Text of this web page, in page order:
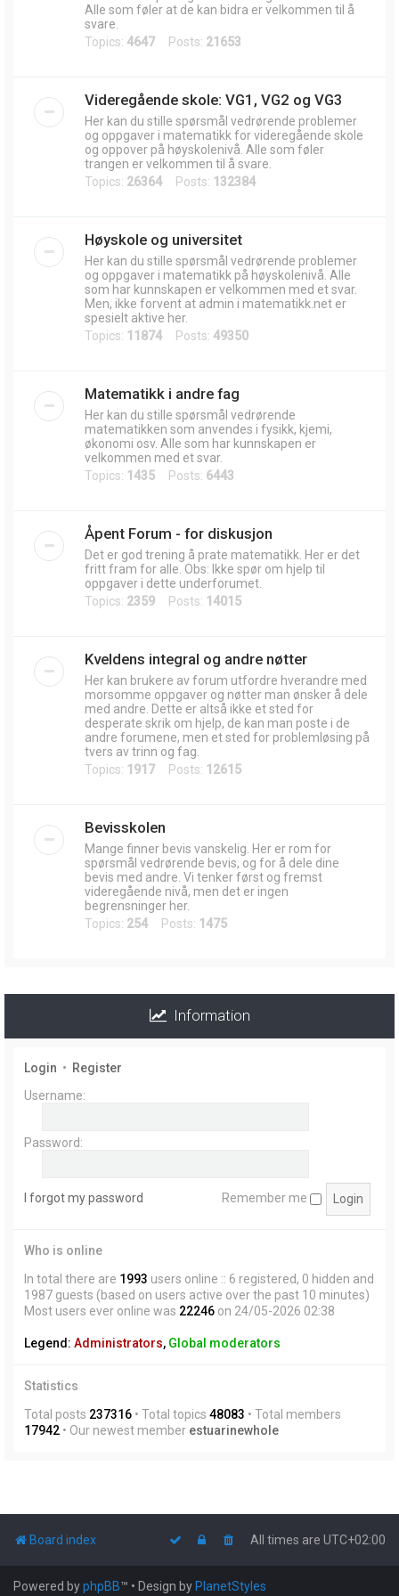
Alle som føler at de kan bidra er velkommen til å
svare.
Topics: 4647Posts: 21653
Videregående skole: VG1, VG2 og VG3
Her kan du stille spørsmål vedrørende problemer
og oppgaver i matematikk for videregående skole
og oppover på høyskolenivå. Alle som føler
trangen er velkommen til å svare.
Topics: 26364 Posts: 132384
Høyskole og universitet
Her kan du stille spørsmål vedrørende problemer
og oppgaver i matematikk på høyskolenivå. Alle
som har kunnskapen er velkommen med et svar.
Men, ikke forvent at admin i matematikk.net er
spesielt aktive her.
Topics: 11874 Posts: 49350
Matematikk i andre fag
Her kan du stille spørsmål vedrørende
matematikken som anvendes i fysikk, kjemi,
økonomi osv. Alle som har kunnskapen er
velkommen med et svar.
Topics: 1435 Posts: 6443
Åpent Forum - for diskusjon
Det er god trening å prate matematikk. Her er det
fritt fram for alle. Obs: Ikke spør om hjelp til
oppgaver i dette underforumet.
Topics: 2359 Posts: 14015
Kveldens integral og andre nøtter
Her kan brukere av forum utfordre hverandre med
morsomme oppgaver og nøtter man ønsker å dele
med andre. Dette er altså ikke et sted for
desperate skrik om hjelp, de kan man poste i de
andre forumene, men et sted for problemløsing på
tvers av trinn og fag.
Topics: 1917Posts: 12615
Bevisskolen
Mange finner bevis vanskelig. Her er rom for
spørsmål vedrørende bevis, og for å dele dine
bevis med andre. Vi tenker først og fremst
videregående nivå, men det er ingen
begrensninger her.
Topics: 254 Posts: 1475
Information
Login • Register
Username:
Password:
I forgot my password Remember me
Who is online
In total there are 1993 users online :: 6 registered, 0 hidden and
1987 guests (based on users active over the past 10 minutes)
Most users ever online was 22246 on 24/05-2026 02:38
Legend: Administrators, Global moderators
Statistics
Total posts 237316 • Total topics 48083 • Total members
17942 • Our newest member estuarinewhole
Board index All times are UTC+02:00
Powered byphpBB™ • Design by PlanetStyles